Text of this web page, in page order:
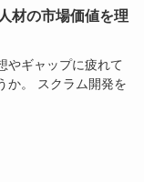
材の市場価値を理
やギャップに疲れて
か。 スクラム開発を